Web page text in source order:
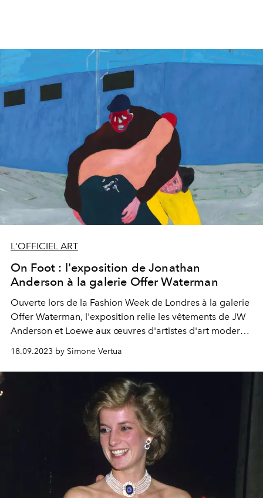
L'OFFICIEL ART
On Foot : l'exposition de Jonathan
Anderson à la galerie Offer Waterman
Ouverte lors de la Fashion Week de Londres à la galerie
Offer Waterman, l'exposition relie les vêtements de JW
Anderson et Loewe aux œuvres d'artistes d'art moderne
qui célèbrent la culture britannique.
18.09.2023 by Simone Vertua